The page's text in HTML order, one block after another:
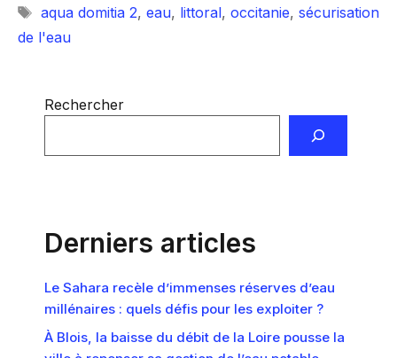
Étiquettes
aqua domitia 2, eau, littoral, occitanie, sécurisation
de l'eau
Rechercher
Derniers articles
Le Sahara recèle d’immenses réserves d’eau
millénaires : quels défis pour les exploiter ?
À Blois, la baisse du débit de la Loire pousse la